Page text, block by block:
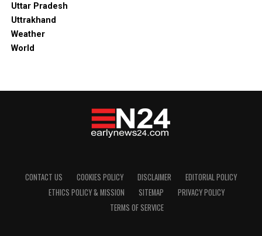
Uttar Pradesh
Uttrakhand
Weather
World
CONTACT US COOKIES POLICY DISCLAIMER
EDITORIAL POLICY
ETHICS POLICY & MISSION
SITEMAP
PRIVACY POLICY
TERMS OF SERVICE